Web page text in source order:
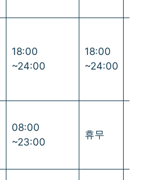
18:00
~24:00
18:00
~24:00
08:00
~23:00
휴무